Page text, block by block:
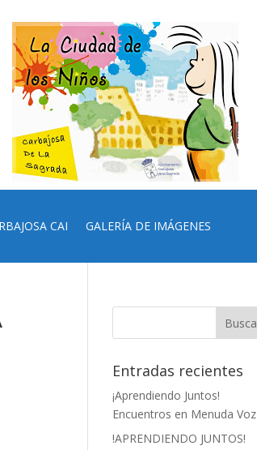
CAI GALERÍA DE IMÁGENES
Entradas recientes
¡Aprendiendo Juntos!
Encuentros en Menuda Voz
!APRENDIENDO JUNTOS!